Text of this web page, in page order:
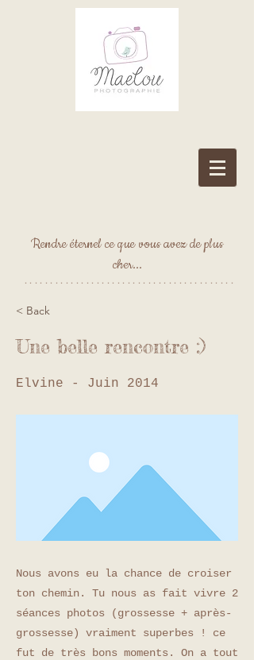
Rendre éternel ce que vous avez de plus
cher...
*****************************************
< Back
Une belle rencontre :)
Elvine - Juin 2014
Nous avons eu la chance de croiser
ton chemin. Tu nous as fait vivre 2
séances photos (grossesse + après-
grossesse) vraiment superbes ! ce
fut de très bons moments. On a tout